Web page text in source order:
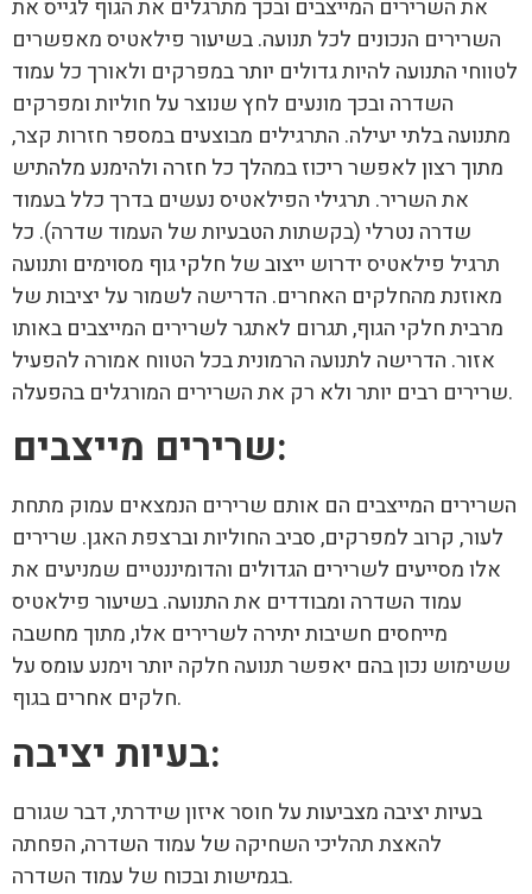
את השרירים המייצבים ובכך מתרגלים את הגוף לגייס את
השרירים הנכונים לכל תנועה. בשיעור פילאטיס מאפשרים
לטווחי התנועה להיות גדולים יותר במפרקים ולאורך כל עמוד
השדרה ובכך מונעים לחץ שנוצר על חוליות ומפרקים
מתנועה בלתי יעילה. התרגילים מבוצעים במספר חזרות קצר,
מתוך רצון לאפשר ריכוז במהלך כל חזרה ולהימנע מלהתיש
את השריר. תרגילי הפילאטיס נעשים בדרך כלל בעמוד
שדרה נטרלי (בקשתות הטבעיות של העמוד שדרה). כל
תרגיל פילאטיס ידרוש ייצוב של חלקי גוף מסוימים ותנועה
מאוזנת מהחלקים האחרים. הדרישה לשמור על יציבות של
מרבית חלקי הגוף, תגרום לאתגר לשרירים המייצבים באותו
אזור. הדרישה לתנועה הרמונית בכל הטווח אמורה להפעיל
שרירים רבים יותר ולא רק את השרירים המורגלים בהפעלה.
שרירים מייצבים:
השרירים המייצבים הם אותם שרירים הנמצאים עמוק מתחת
לעור, קרוב למפרקים, סביב החוליות וברצפת האגן. שרירים
אלו מסייעים לשרירים הגדולים והדומיננטיים שמניעים את
עמוד השדרה ומבודדים את התנועה. בשיעור פילאטיס
מייחסים חשיבות יתירה לשרירים אלו, מתוך מחשבה
ששימוש נכון בהם יאפשר תנועה חלקה יותר וימנע עומס על
חלקים אחרים בגוף.
בעיות יציבה:
בעיות יציבה מצביעות על חוסר איזון שידרתי, דבר שגורם
להאצת תהליכי השחיקה של עמוד השדרה, הפחתה
בגמישות ובכוח של עמוד השדרה.